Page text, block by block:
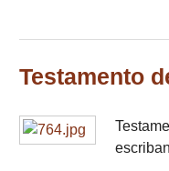
Testamento